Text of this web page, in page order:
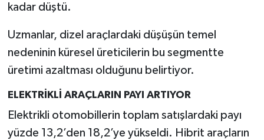
kadar düştü.
Uzmanlar, dizel araçlardaki düşüşün temel
nedeninin küresel üreticilerin bu segmentte
üretimi azaltması olduğunu belirtiyor.
ELEKTRİKLİ ARAÇLARIN PAYI ARTIYOR
Elektrikli otomobillerin toplam satışlardaki payı
yüzde 13,2’den 18,2’ye yükseldi. Hibrit araçların